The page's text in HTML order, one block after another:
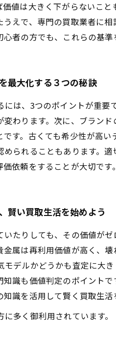
値は大きく下がらないこ
えで、専門の買取業者に
者の方でも、これらの基準
最大化する３つの秘訣
は、3つのポイントが重
わります。次に、ブラン
す。古くても希少性が高
られることもあります。
依頼をすることが大切です。
賢い買取生活を始めよう
たりしても、その価値が
属は再利用価値が高く、
デルかどうかも査定に大
識も価値判定のポイント
識を活用して賢く買取生活
多く御利用されています。